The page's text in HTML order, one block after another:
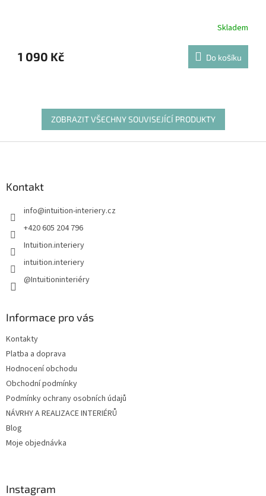
Skladem
1 090 Kč Do košíku
ZOBRAZIT VŠECHNY SOUVISEJÍCÍ PRODUKTY
Kontakt
info@intuition-interiery.cz
+420 605 204 796
Intuition.interiery
intuition.interiery
@Intuitioninteriéry
Informace pro vás
Kontakty
Platba a doprava
Hodnocení obchodu
Obchodní podmínky
Podmínky ochrany osobních údajů
NÁVRHY A REALIZACE INTERIÉRŮ
Blog
Moje objednávka
Instagram